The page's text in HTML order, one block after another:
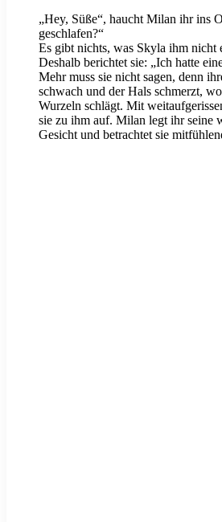
„Hey, Süße“, haucht Milan ihr ins
geschlafen?“
Es gibt nichts, was Skyla ihm nicht
Deshalb berichtet sie: „Ich hatte
Mehr muss sie nicht sagen, denn
schwach und der Hals schmerzt,
Wurzeln schlägt. Mit
sie zu ihm auf. Milan legt ihr seine
Gesicht und betrachtet sie